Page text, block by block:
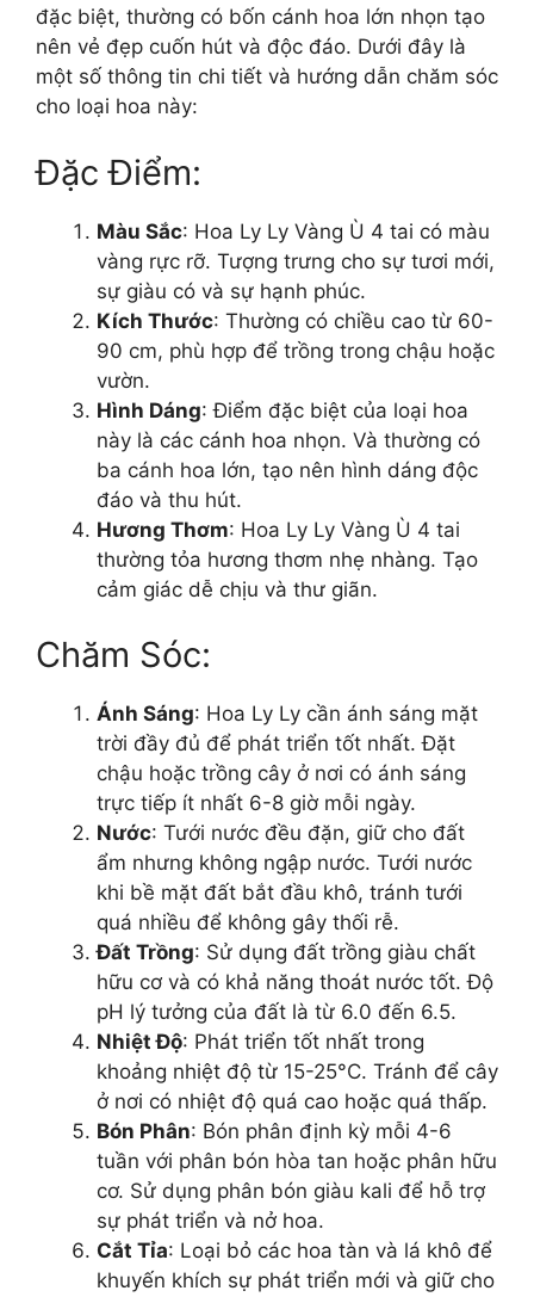
đặc biệt, thường có bốn cánh hoa lớn nhọn tạo
nên vẻ đẹp cuốn hút và độc đáo. Dưới đây là
một số thông tin chi tiết và hướng dẫn chăm sóc
cho loại hoa này:
Đặc Điểm:
Màu Sắc: Hoa Ly Ly Vàng Ù 4 tai có màu
vàng rực rỡ. Tượng trưng cho sự tươi mới,
sự giàu có và sự hạnh phúc.
Kích Thước: Thường có chiều cao từ 60-
90 cm, phù hợp để trồng trong chậu hoặc
vườn.
Hình Dáng: Điểm đặc biệt của loại hoa
này là các cánh hoa nhọn. Và thường có
ba cánh hoa lớn, tạo nên hình dáng độc
đáo và thu hút.
Hương Thơm: Hoa Ly Ly Vàng Ù 4 tai
thường tỏa hương thơm nhẹ nhàng. Tạo
cảm giác dễ chịu và thư giãn.
Chăm Sóc:
Ánh Sáng: Hoa Ly Ly cần ánh sáng mặt
trời đầy đủ để phát triển tốt nhất. Đặt
chậu hoặc trồng cây ở nơi có ánh sáng
trực tiếp ít nhất 6-8 giờ mỗi ngày.
Nước: Tưới nước đều đặn, giữ cho đất
ẩm nhưng không ngập nước. Tưới nước
khi bề mặt đất bắt đầu khô, tránh tưới
quá nhiều để không gây thối rễ.
Đất Trồng: Sử dụng đất trồng giàu chất
hữu cơ và có khả năng thoát nước tốt. Độ
pH lý tưởng của đất là từ 6.0 đến 6.5.
Nhiệt Độ: Phát triển tốt nhất trong
khoảng nhiệt độ từ 15-25°C. Tránh để cây
ở nơi có nhiệt độ quá cao hoặc quá thấp.
Bón Phân: Bón phân định kỳ mỗi 4-6
tuần với phân bón hòa tan hoặc phân hữu
cơ. Sử dụng phân bón giàu kali để hỗ trợ
sự phát triển và nở hoa.
Cắt Tỉa: Loại bỏ các hoa tàn và lá khô để
khuyến khích sự phát triển mới và giữ cho